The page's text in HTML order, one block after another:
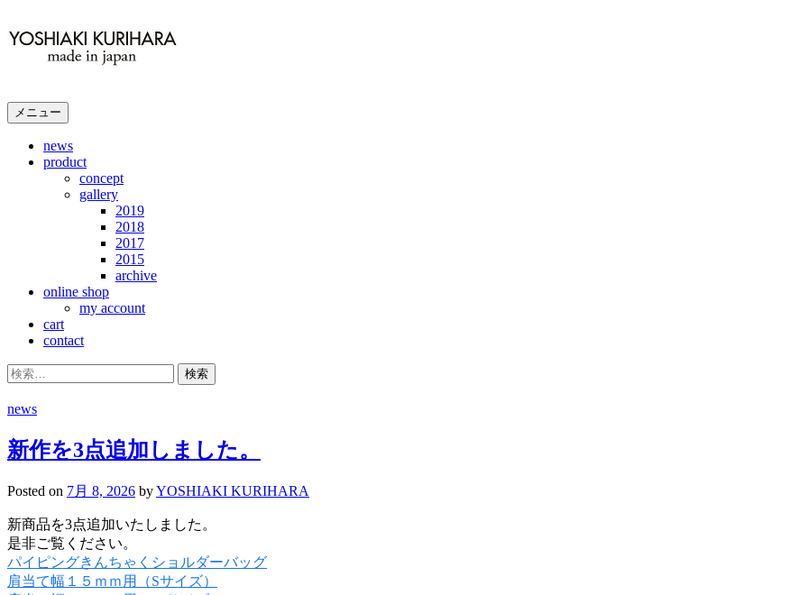
ン
ツ
へ
メニュー
news
product
concept
gallery
2019
2018
2017
2015
archive
online shop
my account
cart
contact
検
news
新作を3点追加しました。
Posted on 7月 8, 2026 byYOSHIAKI KURIHARA
新商品を3点追加いたしました。
是非ご覧ください。
パイピングきんちゃくショルダーバッグ
肩当て幅１５ｍｍ用（Sサイズ）